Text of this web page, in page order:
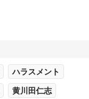
ハラスメント
黄川田仁志